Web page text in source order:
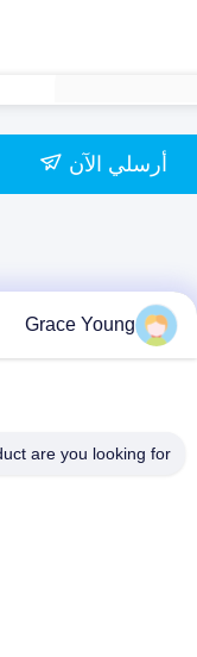
أرسلي الآن
Grace Young
are you looking for?